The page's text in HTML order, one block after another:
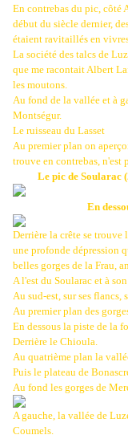
En contrebas du pic, côté
début du siècle dernier,
étaient ravitaillés en
La société des talcs de
que me racontait Albert
les moutons.
Au fond de la vallée et à
Montségur.
Le ruisseau du Lasset
Au premier plan on
trouve en contrebas, n'est
Le pic de Soularac
En
Derrière la crête se trouve
une profonde dépression
belles gorges de la Frau,
A l'est du Soularac et à
Au sud-est, sur ses flancs,
Au premier plan des
En dessous la piste de la
Derrière le Chioula.
Au quatrième plan la
Puis le plateau de
Au fond les gorges de
A gauche, la vallée de
Coumels.